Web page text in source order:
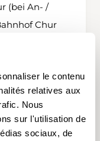
le contenu
relatives aux
Nous
sur l'utilisation de
sociaux, de
(bei An- /
Chur
historischen